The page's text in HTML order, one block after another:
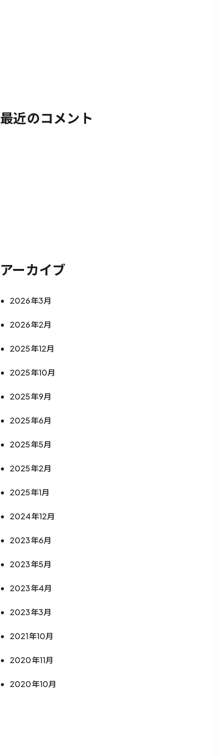
最近のコメント
アーカイブ
2026年3月
2026年2月
2025年12月
2025年10月
2025年9月
2025年6月
2025年5月
2025年2月
2025年1月
2024年12月
2023年6月
2023年5月
2023年4月
2023年3月
2021年10月
2020年11月
2020年10月